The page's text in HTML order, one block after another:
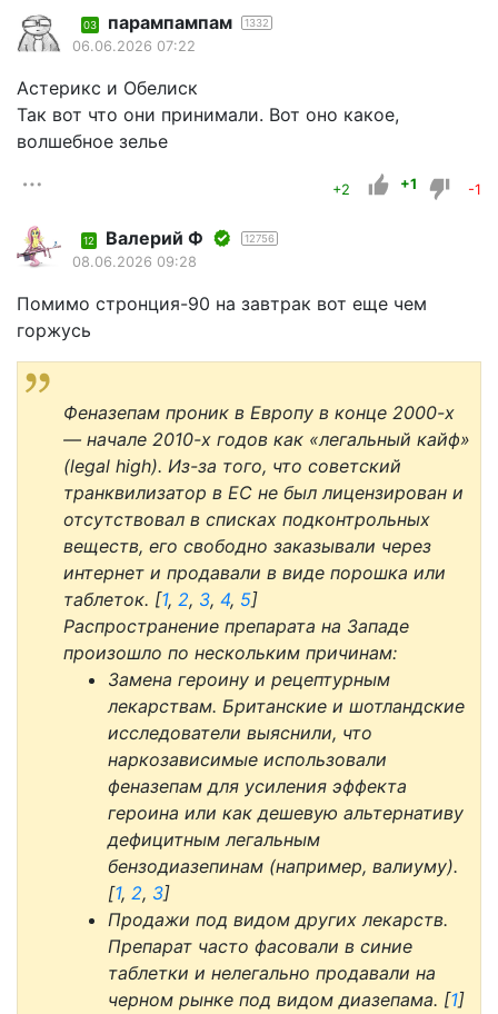
03 парампампам 1332
06.06.2026 07:22
Астерикс и Обелиск
Так вот что они принимали. Вот оно какое,
волшебное зелье
+2 +1 -1
12 Валерий Ф 12756
08.06.2026 09:28
Помимо стронция-90 на завтрак вот еще чем
горжусь
Феназепам проник в Европу в конце 2000-х
— начале 2010-х годов как «легальный кайф»
(legal high). Из-за того, что советский
транквилизатор в ЕС не был лицензирован и
отсутствовал в списках подконтрольных
веществ, его свободно заказывали через
интернет и продавали в виде порошка или
таблеток. [1, 2, 3, 4, 5]
Распространение препарата на Западе
произошло по нескольким причинам:
Замена героину и рецептурным
лекарствам. Британские и шотландские
исследователи выяснили, что
наркозависимые использовали
феназепам для усиления эффекта
героина или как дешевую альтернативу
дефицитным легальным
бензодиазепинам (например, валиуму).
[1, 2, 3]
Продажи под видом других лекарств.
Препарат часто фасовали в синие
таблетки и нелегально продавали на
черном рынке под видом диазепама. [1]